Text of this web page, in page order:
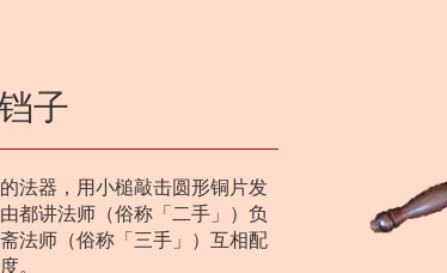
子
法器，用小槌敲击圆形铜片发
都讲法师（俗称「二手」）负
法师（俗称「三手」）互相配
。